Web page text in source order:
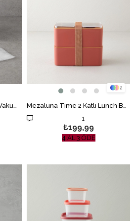
2
1
₺199,99
4 AL 3 ÖDE